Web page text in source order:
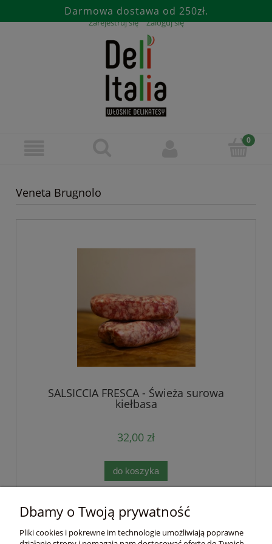
Darmowa dostawa od 250zł.
Zarejestruj się Zaloguj się
Veneta Brugnolo
SALSICCIA FRESCA - Świeża surowa
kiełbasa
32,00 zł
do koszyka
Pomoc
Dbamy o Twoją prywatność
Pliki cookies i pokrewne im technologie umożliwiają poprawne